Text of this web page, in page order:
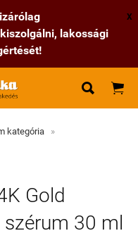
lakossági
X
 
kategória »
Gold
30 ml